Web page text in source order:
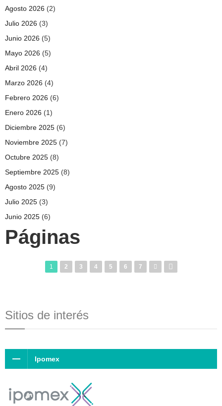
Agosto 2026 (2)
Julio 2026 (3)
Junio 2026 (5)
Mayo 2026 (5)
Abril 2026 (4)
Marzo 2026 (4)
Febrero 2026 (6)
Enero 2026 (1)
Diciembre 2025 (6)
Noviembre 2025 (7)
Octubre 2025 (8)
Septiembre 2025 (8)
Agosto 2025 (9)
Julio 2025 (3)
Junio 2025 (6)
Páginas
1 2 3 4 5 6 7
Sitios de interés
Ipomex